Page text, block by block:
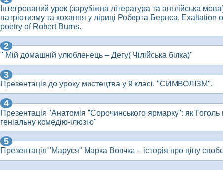
Інтегрований урок (зарубіжна література та англійська
патріотизму та кохання у ліриці Роберта Бернса.
poetry of Robert Burns.
" Мій домашній улюбленець – Дегу( Чілійська білка)"
Презентація до уроку мистецтва у 9 класі. "СИМВОЛІЗМ".
Презентація "Анатомія "Сорочинського ярмарку": як
геніальну комедію-ілюзію"
Презентація "Маруся" Марка Вовчка – історія про ціну